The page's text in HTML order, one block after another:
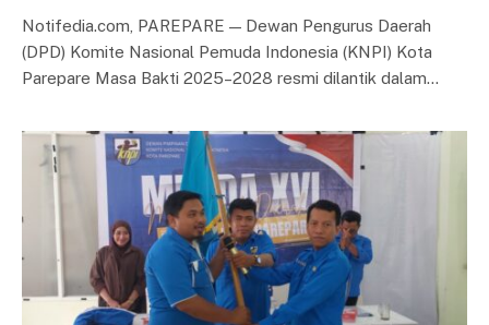
Notifedia.com, PAREPARE — Dewan Pengurus Daerah
(DPD) Komite Nasional Pemuda Indonesia (KNPI) Kota
Parepare Masa Bakti 2025–2028 resmi dilantik dalam…